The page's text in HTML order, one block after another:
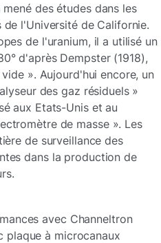
des études dans les
l'Université de Californie.
de l'uranium, il a utilisé un
d'après Dempster (1918),
». Aujourd'hui encore, un
des gaz résiduels »
aux Etats-Unis et au
de masse ». Les
de surveillance des
dans la production de
avec Channeltron
plaque à microcanaux